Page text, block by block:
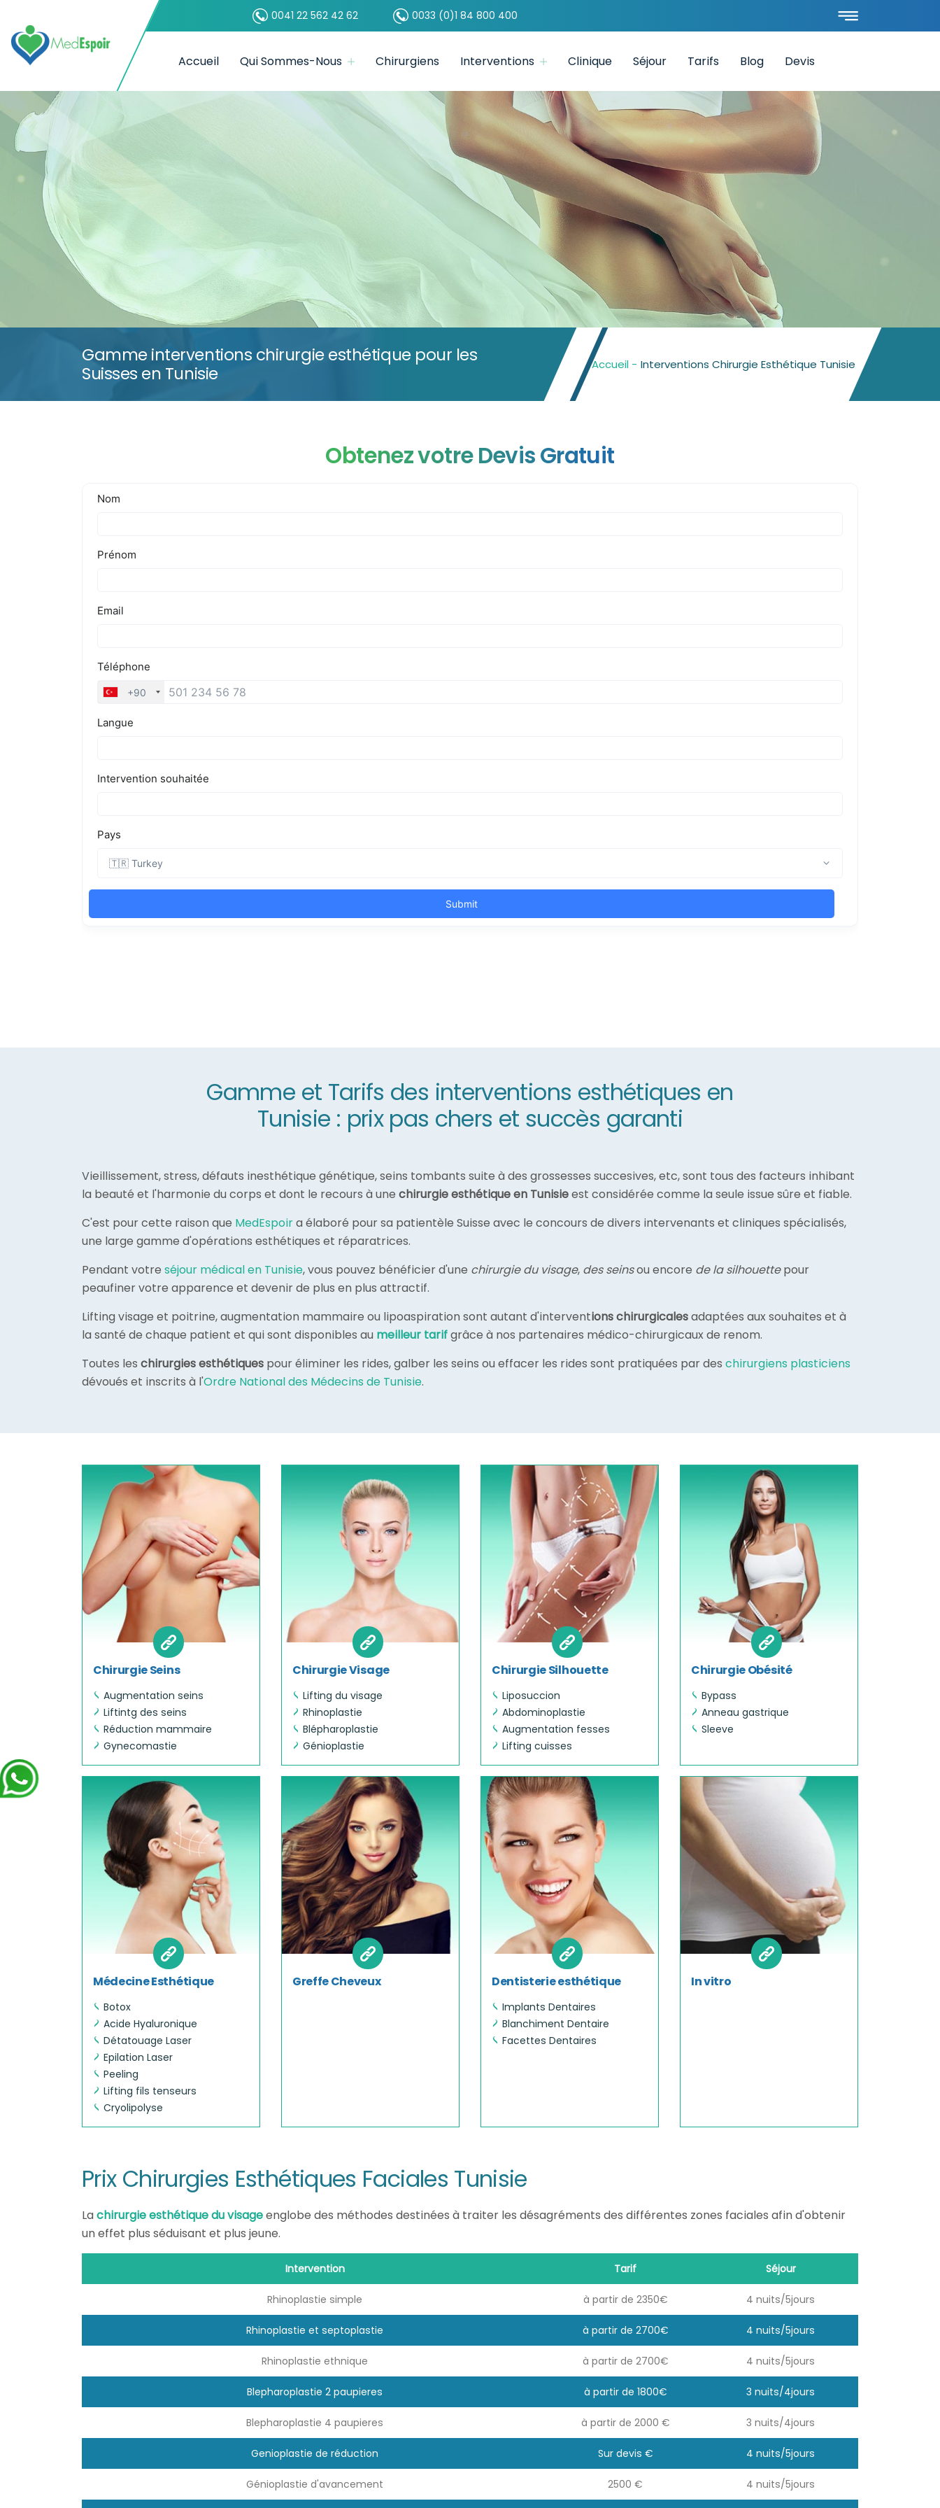
0041 22 562 42 62 0033 (0)1 84 800 400
Accueil Qui Sommes-Nous Chirurgiens Interventions Clinique Séjour Tarifs Blog Devis
Gamme interventions chirurgie esthétique pour les
Suisses en Tunisie
Accueil - Interventions Chirurgie Esthétique Tunisie
Obtenez votre Devis Gratuit
Gamme et Tarifs des interventions esthétiques en
Tunisie : prix pas chers et succès garanti
Vieillissement, stress, défauts inesthétique génétique, seins tombants suite à des grossesses succesives, etc, sont tous des facteurs inhibant
la beauté et l'harmonie du corps et dont le recours à une chirurgie esthétique en Tunisieest considérée comme la seule issue sûre et fiable.
C'est pour cette raison que MedEspoira élaboré pour sa patientèle Suisse avec le concours de divers intervenants et cliniques spécialisés,
une large gamme d'opérations esthétiques et réparatrices.
Pendant votre séjour médical en Tunisie, vous pouvez bénéficier d'une chirurgie du visage, des seinsou encore de la silhouettepour
peaufiner votre apparence et devenir de plus en plus attractif.
Lifting visage et poitrine, augmentation mammaire ou lipoaspiration sont autant d'interventions chirurgicalesadaptées aux souhaites et à
la santé de chaque patient et qui sont disponibles au meilleur tarifgrâce à nos partenaires médico-chirurgicaux de renom.
Toutes les chirurgies esthétiques pour éliminer les rides, galber les seins ou effacer les rides sont pratiquées par des chirurgiens plasticiens
dévoués et inscrits à l'Ordre National des Médecins de Tunisie.
Chirurgie Seins
Augmentation seins
Liftintg des seins
Réduction mammaire
Gynecomastie
Chirurgie Visage
Lifting du visage
Rhinoplastie
Blépharoplastie
Génioplastie
Chirurgie Silhouette
Liposuccion
Abdominoplastie
Augmentation fesses
Lifting cuisses
Chirurgie Obésité
Bypass
Anneau gastrique
Sleeve
Médecine Esthétique
Botox
Acide Hyaluronique
Détatouage Laser
Epilation Laser
Peeling
Lifting fils tenseurs
Cryolipolyse
Greffe Cheveux Dentisterie esthétique
Implants Dentaires
Blanchiment Dentaire
Facettes Dentaires
In vitro
Prix Chirurgies Esthétiques Faciales Tunisie
Lachirurgie esthétique du visageenglobe des méthodes destinées à traiter les désagréments des différentes zones faciales afin d'obtenir
un effet plus séduisant et plus jeune.
Intervention Tarif Séjour
Rhinoplastie simple à partir de 2350€ 4 nuits/5jours
Rhinoplastie et septoplastie à partir de 2700€ 4 nuits/5jours
Rhinoplastie ethnique à partir de 2700€ 4 nuits/5jours
Blepharoplastie 2 paupieres à partir de 1800€ 3 nuits/4jours
Blepharoplastie 4 paupieres à partir de 2000 € 3 nuits/4jours
Genioplastie de réduction Sur devis € 4 nuits/5jours
Génioplastie d'avancement 2500 € 4 nuits/5jours